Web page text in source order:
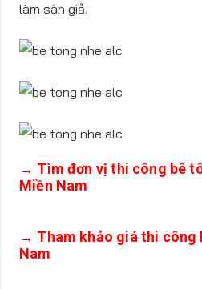
làm sàn giả.
→ Tìm đơn vị thi công bê
Miền Nam
→ Tham khảo giá thi công
Nam